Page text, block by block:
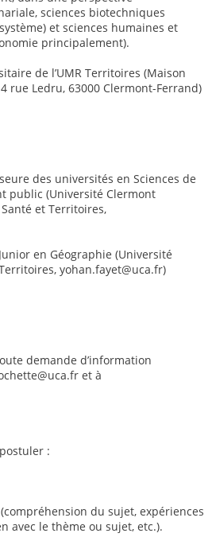
sciences biotechniques
et sciences humaines et
principalement).
de l’UMR Territoires (Maison
rue Ledru, 63000 Clermont-Ferrand)
des universités en Sciences de
public (Université Clermont
et Territoires,
en Géographie (Université
yohan.fayet@uca.fr)
demande d’information
et à
:
du sujet, expériences
avec le thème ou sujet, etc.).